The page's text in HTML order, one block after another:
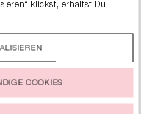
klickst, erhältst Du
„Alle akzeptieren“
aller Cookies zu, die unter
oder widerrufen.
COOKIES